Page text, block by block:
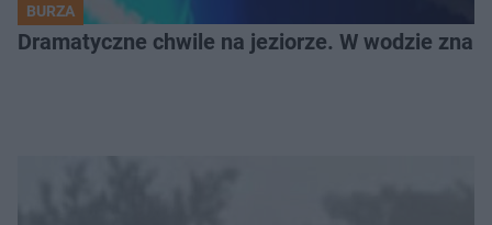
BURZA
Dramatyczne chwile na jeziorze. W wodzie